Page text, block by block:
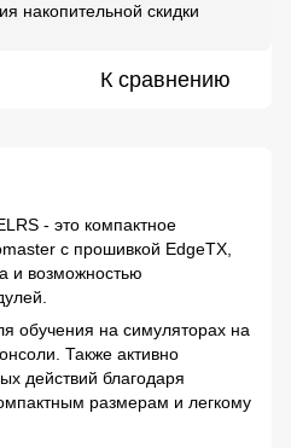
накопительной скидки
К сравнению
- это компактное
с прошивкой EdgeTX,
и возможностью
обучения на симуляторах на
Также активно
действий благодаря
размерам и легкому